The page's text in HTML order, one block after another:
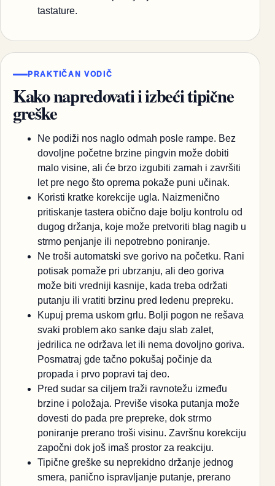
tastature.
PRAKTIČAN VODIČ
Kako napredovati i izbeći tipične
greške
Ne podiži nos naglo odmah posle rampe. Bez
dovoljne početne brzine pingvin može dobiti
malo visine, ali će brzo izgubiti zamah i završiti
let pre nego što oprema pokaže puni učinak.
Koristi kratke korekcije ugla. Naizmenično
pritiskanje tastera obično daje bolju kontrolu od
dugog držanja, koje može pretvoriti blag nagib u
strmo penjanje ili nepotrebno poniranje.
Ne troši automatski sve gorivo na početku. Rani
potisak pomaže pri ubrzanju, ali deo goriva
može biti vredniji kasnije, kada treba održati
putanju ili vratiti brzinu pred ledenu prepreku.
Kupuj prema uskom grlu. Bolji pogon ne rešava
svaki problem ako sanke daju slab zalet,
jedrilica ne održava let ili nema dovoljno goriva.
Posmatraj gde tačno pokušaj počinje da
propada i prvo popravi taj deo.
Pred sudar sa ciljem traži ravnotežu između
brzine i položaja. Previše visoka putanja može
dovesti do pada pre prepreke, dok strmo
poniranje prerano troši visinu. Završnu korekciju
započni dok još imaš prostor za reakciju.
Tipične greške su neprekidno držanje jednog
smera, panično ispravljanje putanje, prerano